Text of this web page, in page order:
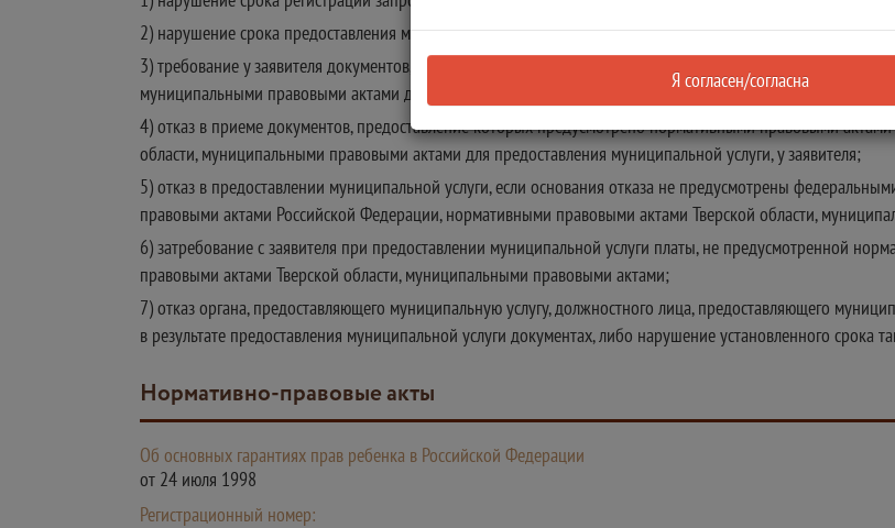
2) нарушение срока предоставления муниципальной услуги;
3) требование у заявителя документов, не предусмотренных нормативными правовыми актами
муниципальными правовыми актами для предоставления муниципальной услуги;
4) отказ в приеме документов, предоставление которых предусмотрено нормативными правовыми
области, муниципальными правовыми актами для предоставления муниципальной услуги, у заявителя;
5) отказ в предоставлении муниципальной услуги, если основания отказа не предусмотрены
правовыми актами Российской Федерации, нормативными правовыми актами Тверской области,
6) затребование с заявителя при предоставлении муниципальной услуги платы, не предусмотренной
правовыми актами Тверской области, муниципальными правовыми актами;
7) отказ органа, предоставляющего муниципальную услугу, должностного лица, предоставляющего
в результате предоставления муниципальной услуги документах, либо нарушение установленного срока
Нормативно-правовые акты
Об основных гарантиях прав ребенка в Российской Федерации
от 24 июля 1998
Регистрационный номер:
Я согласен/согласна